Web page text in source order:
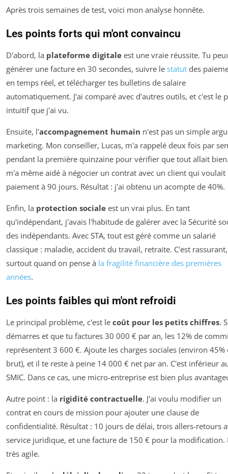
Après trois semaines de test, voici mon analyse honnête.
Les points forts qui m'ont convaincu
D'abord, la plateforme digitale est une vraie réussite. Tu
générer une facture en 30 secondes, suivre le statut des
en temps réel, et télécharger tes bulletins de salaire
automatiquement. J'ai comparé avec d'autres outils, et c'est le
intuitif que j'ai vu.
Ensuite, l'accompagnement humain n'est pas un simple
marketing. Mon conseiller, Lucas, m'a rappelé deux fois par
pendant la première quinzaine pour vérifier que tout allait
m'a même aidé à négocier un contrat avec un client qui voulait
paiement à 90 jours. Résultat : j'ai obtenu un acompte de 40%.
Enfin, la protection sociale est un vrai plus. En tant
qu'indépendant, j'avais l'habitude de galérer avec la Sécurité
des indépendants. Avec STA, tout est géré comme un salarié
classique : maladie, accident du travail, retraite. C'est rassurant,
surtout quand on pense à la fragilité financière des premières
années.
Les points faibles qui m'ont refroidi
Le principal problème, c'est le coût pour les petits chiffres.
démarres et que tu factures 30 000 € par an, les 12% de
représentent 3 600 €. Ajoute les charges sociales (environ 45%
brut), et il te reste à peine 14 000 € net par an. C'est inférieur
SMIC. Dans ce cas, une micro-entreprise est bien plus
Autre point : la rigidité contractuelle. J'ai voulu modifier un
contrat en cours de mission pour ajouter une clause de
confidentialité. Résultat : 10 jours de délai, trois allers-retours
service juridique, et une facture de 150 € pour la modification.
très agile.